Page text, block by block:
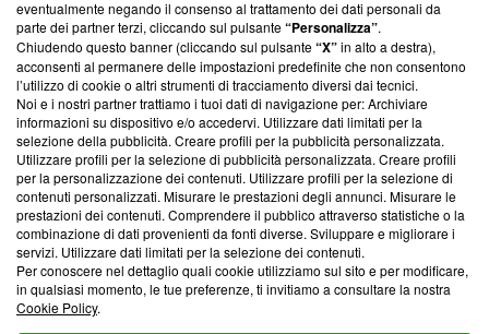
Su di noi
Team editoriale
Corporate
Redazione
Informativa Privacy
Cookie Policy
Blasting SA, IDI CHE-247.845.224, Via Carlo Frasca, 3 - 6900
Lugano (Svizzera) Tel:+39 0690258937
© 2026 Blasting News
eventualmente negando il consenso al trattamento dei dati personali da
parte dei partner terzi, cliccando sul pulsante“Personalizza”.
Chiudendo questo banner (cliccando sul pulsante“X”in alto a destra),
acconsenti al permanere delle impostazioni predefinite che non consentono
l’utilizzo di cookie o altri strumenti di tracciamento diversi dai tecnici.
Noi e i nostri partner trattiamo i tuoi dati di navigazione per: Archiviare
informazioni su dispositivo e/o accedervi. Utilizzare dati limitati per la
selezione della pubblicità. Creare profili per la pubblicità personalizzata.
Utilizzare profili per la selezione di pubblicità personalizzata. Creare profili
per la personalizzazione dei contenuti. Utilizzare profili per la selezione di
contenuti personalizzati. Misurare le prestazioni degli annunci. Misurare le
prestazioni dei contenuti. Comprendere il pubblico attraverso statistiche o la
combinazione di dati provenienti da fonti diverse. Sviluppare e migliorare i
servizi. Utilizzare dati limitati per la selezione dei contenuti.
Per conoscere nel dettaglio quali cookie utilizziamo sul sito e per modificare,
in qualsiasi momento, le tue preferenze, ti invitiamo a consultare la nostra
Cookie Policy.